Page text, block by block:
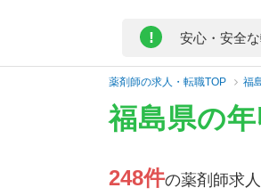
! 安心・安全
薬剤師の求人・転職TOP 福
福島県の
248件の薬剤師求人